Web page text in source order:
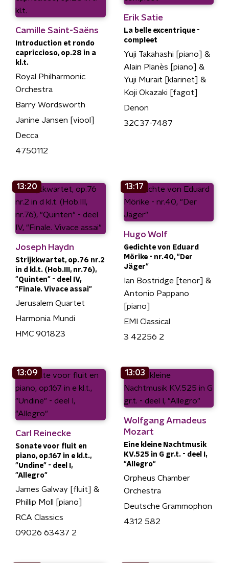
Camille Saint-Saëns
Introduction et rondo
capriccioso, op.28 in a
kl.t.
Royal Philharmonic
Orchestra
Barry Wordsworth
Janine Jansen [viool]
Decca
4750112
Erik Satie
La belle excentrique -
compleet
Yuji Takahashi [piano] &
Alain Planès [piano] &
Yuji Murait [klarinet] &
Koji Okazaki [fagot]
Denon
32C37-7487
13:20
Joseph Haydn
Strijkkwartet, op.76 nr.2
in d kl.t. (Hob.III, nr.76),
"Quinten" - deel IV,
"Finale. Vivace assai"
Jerusalem Quartet
Harmonia Mundi
HMC 901823
13:17
Hugo Wolf
Gedichte von Eduard
Mörike - nr.40, "Der
Jäger"
Ian Bostridge [tenor] &
Antonio Pappano
[piano]
EMI Classical
3 42256 2
13:09
Carl Reinecke
Sonate voor fluit en
piano, op.167 in e kl.t.,
"Undine" - deel I,
"Allegro"
James Galway [fluit] &
Phillip Moll [piano]
RCA Classics
09026 63437 2
13:03
Wolfgang Amadeus
Mozart
Eine kleine Nachtmusik
KV.525 in G gr.t. - deel I,
"Allegro"
Orpheus Chamber
Orchestra
Deutsche Grammophon
4312 582